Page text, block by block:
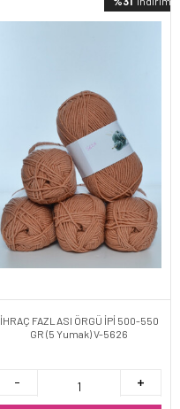
İHRAÇ FAZLASI ÖRGÜ İPİ 500-550
GR (5 Yumak) V-5626